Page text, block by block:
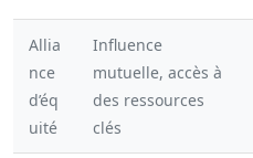
Allia
nce
d’éq
uité
Influence
mutuelle, accès à
des ressources
clés